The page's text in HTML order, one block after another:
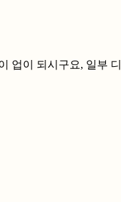
업이 되시구요, 일부